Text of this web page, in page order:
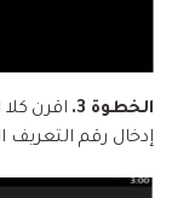
الخطوة 3.
اقرن
إدخال رقم